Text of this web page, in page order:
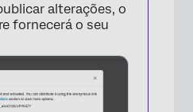
alterações, o
fornecerá o seu